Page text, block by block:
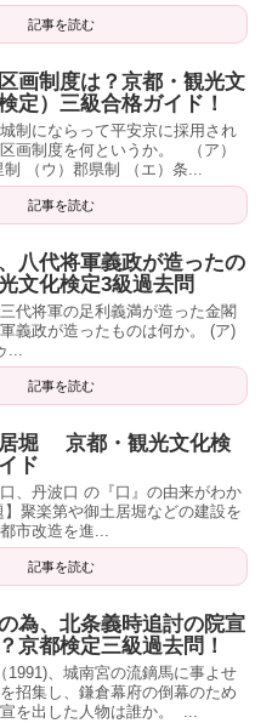
記事を読む
画制度は？京都・観光文
定）三級合格ガイド！
城制にならって平安京に採用され
画制度を何というか。 （ア）
（ウ）郡県制 （エ）条...
記事を読む
八代将軍義政が造ったの
文化検定3級過去問
三代将軍の足利義満が造った金閣
義政が造ったものは何か。 (ア)
...
記事を読む
堀 京都・観光文化検
ド
、丹波口 の『口』の由来がわか
】聚楽第や御土居堀などの建設を
市改造を進...
記事を読む
為、北条義時追討の院宣
京都検定三級過去問！
1991)、城南宮の流鏑馬に事よせ
招集し、鎌倉幕府の倒幕のため
を出した人物は誰か。 ...